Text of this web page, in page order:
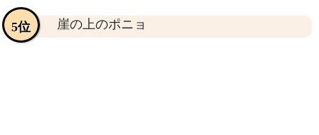
崖の上のポニョ
5位